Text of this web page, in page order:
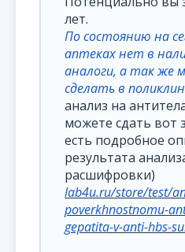
лет.
По состоянию на
аптеках нет в
аналоги, а так же
сделать в
анализ на
можете сдать вот
есть подробное
результата
расшифровки)
lab4u.ru/store/test/
poverkhnostnomu-
gepatita-v-anti-hbs-